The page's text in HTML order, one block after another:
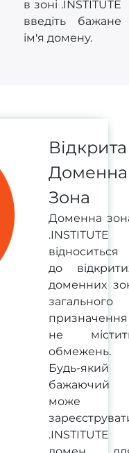
в зоні .INSTITUTE
введіть бажане
ім'я домену.
Відкрита
Доменна
Зона
Доменна
.INSTITUTE
відноситься
до
доменних
загального
призначення
не
обмежень.
Будь-який
бажаючий
може
.INSTITUTE